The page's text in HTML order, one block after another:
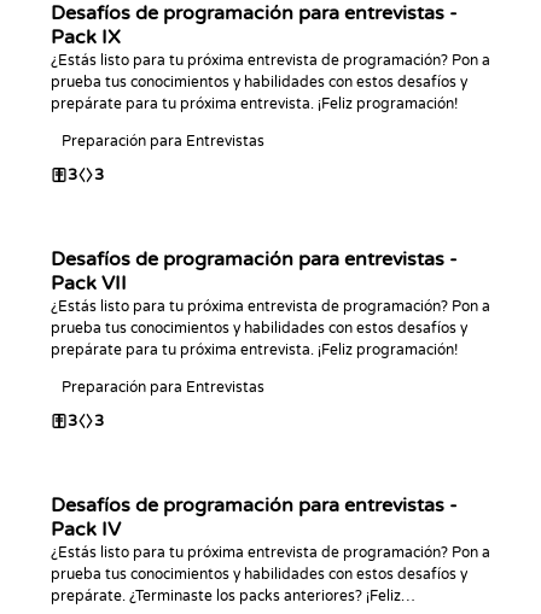
Desafíos de programación para entrevistas -
Pack IX
¿Estás listo para tu próxima entrevista de programación? Pon a
prueba tus conocimientos y habilidades con estos desafíos y
prepárate para tu próxima entrevista. ¡Feliz programación!
Preparación para Entrevistas
3 3
Desafíos de programación para entrevistas -
Pack VII
¿Estás listo para tu próxima entrevista de programación? Pon a
prueba tus conocimientos y habilidades con estos desafíos y
prepárate para tu próxima entrevista. ¡Feliz programación!
Preparación para Entrevistas
3 3
Desafíos de programación para entrevistas -
Pack IV
¿Estás listo para tu próxima entrevista de programación? Pon a
prueba tus conocimientos y habilidades con estos desafíos y
prepárate. ¿Terminaste los packs anteriores? ¡Feliz